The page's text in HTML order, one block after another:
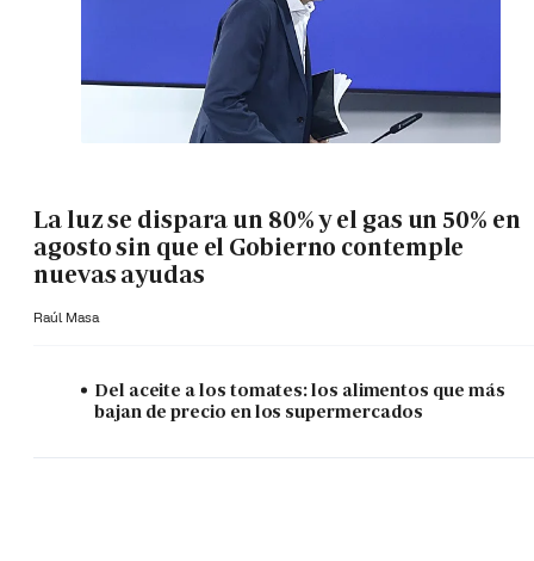
La luz se dispara un 80% y el gas un 50% en
agosto sin que el Gobierno contemple
nuevas ayudas
Raúl Masa
Del aceite a los tomates: los alimentos que más
bajan de precio en los supermercados